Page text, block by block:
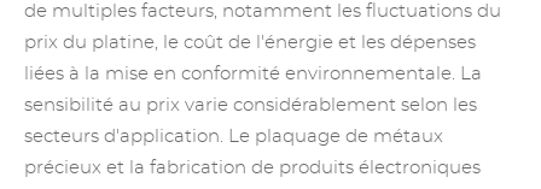
de multiples facteurs, notamment les fluctuations du
prix du platine, le coût de l'énergie et les dépenses
liées à la mise en conformité environnementale. La
sensibilité au prix varie considérablement selon les
secteurs d'application. Le plaquage de métaux
précieux et la fabrication de produits électroniques